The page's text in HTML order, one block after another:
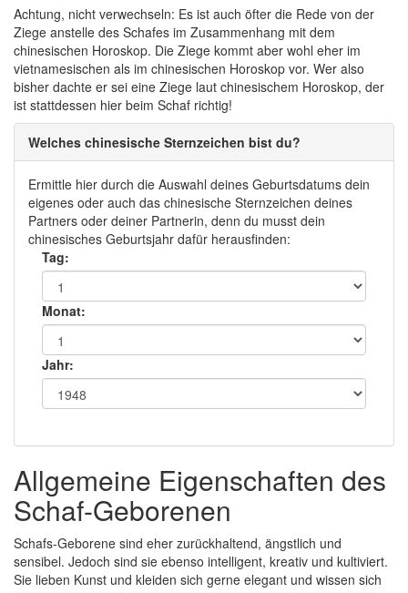
Achtung, nicht verwechseln: Es ist auch öfter die Rede von der
Ziege anstelle des Schafes im Zusammenhang mit dem
chinesischen Horoskop. Die Ziege kommt aber wohl eher im
vietnamesischen als im chinesischen Horoskop vor. Wer also
bisher dachte er sei eine Ziege laut chinesischem Horoskop, der
ist stattdessen hier beim Schaf richtig!
Welches chinesische Sternzeichen bist du?
Ermittle hier durch die Auswahl deines Geburtsdatums dein
eigenes oder auch das chinesische Sternzeichen deines
Partners oder deiner Partnerin, denn du musst dein
chinesisches Geburtsjahr dafür herausfinden:
Tag:
Monat:
Jahr:
Allgemeine Eigenschaften des
Schaf-Geborenen
Schafs-Geborene sind eher zurückhaltend, ängstlich und
sensibel. Jedoch sind sie ebenso intelligent, kreativ und kultiviert.
Sie lieben Kunst und kleiden sich gerne elegant und wissen sich